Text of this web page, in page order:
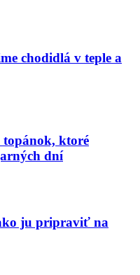
chodidlá v teple a
topánok, ktoré
dní
ju pripraviť na